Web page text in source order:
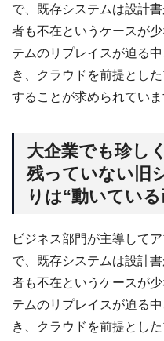
で、既存システムは設計
者も不在というケースが
テムのリプレイスが迫る
き、クラウドを前提とし
することが求められていま
大企業でも珍し
残っていない
りは“動いてい
ビジネス部門が主導して
で、既存システムは設計
者も不在というケースが
テムのリプレイスが迫る
き、クラウドを前提とし